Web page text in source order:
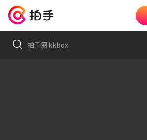
拍手圈kkbox